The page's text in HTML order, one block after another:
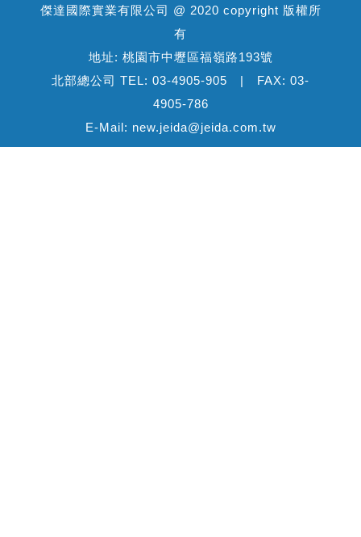
傑達國際實業有限公司 @ 2020 copyright 版權所
有
地址: 桃園市中壢區福嶺路193號
北部總公司 TEL: 03-4905-905 | FAX: 03-
4905-786
E-Mail: new.jeida@jeida.com.tw